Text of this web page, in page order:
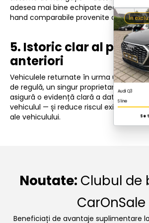
adesea mai bine echipate decât
hand comparabile provenite de la
5. Istoric clar al
anteriori
Vehiculele returnate în urma unui
de regulă, un singur proprietar anterior.
asigură o evidență clară a datelor
vehiculul — și reduce riscul existenței
ale vehiculului.
Noutate: Clubul de
CarOnSale
Beneficiați de avantaje suplimentare